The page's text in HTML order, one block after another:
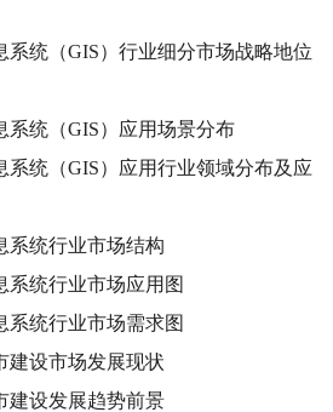
系统（GIS）行业细分市场战略地位
系统（GIS）应用场景分布
系统（GIS）应用行业领域分布及应
系统行业市场结构
系统行业市场应用图
系统行业市场需求图
建设市场发展现状
建设发展趋势前景